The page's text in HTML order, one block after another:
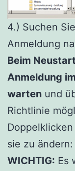
4.) Suchen
Anmeldung
Beim
Anmeldung
warten und
Richtlinie
sie zu ändern:
WICHTIG: Es